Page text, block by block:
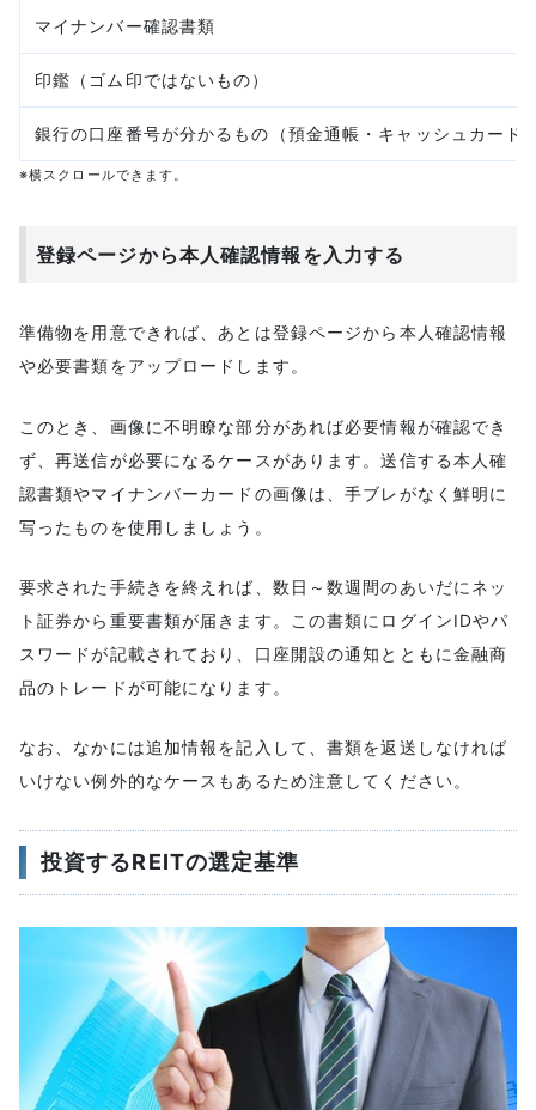
マイナンバー確認書類
印鑑（ゴム印ではないもの）
銀行の口座番号が分かるもの（預金通帳・キャッシュカード
※横スクロールできます。
登録ページから本人確認情報を入力する
準備物を用意できれば、あとは登録ページから本人確認情報
や必要書類をアップロードします。
このとき、画像に不明瞭な部分があれば必要情報が確認でき
ず、再送信が必要になるケースがあります。送信する本人確
認書類やマイナンバーカードの画像は、手ブレがなく鮮明に
写ったものを使用しましょう。
要求された手続きを終えれば、数日～数週間のあいだにネッ
ト証券から重要書類が届きます。この書類にログインIDやパ
スワードが記載されており、口座開設の通知とともに金融商
品のトレードが可能になります。
なお、なかには追加情報を記入して、書類を返送しなければ
いけない例外的なケースもあるため注意してください。
投資するREITの選定基準